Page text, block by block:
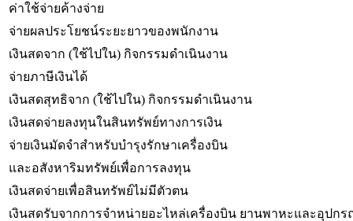
ค่าใช้จ่ายค้างจ่าย
จ่ายผลประโยชน์ระยะยาวของพนักงาน
เงินสดจาก (ใช้ไปใน) กิจกรรมดำเนินงาน
จ่ายภาษีเงินได้
เงินสดสุทธิจาก (ใช้ไปใน) กิจกรรมดำเนินงาน
เงินสดจ่ายลงทุนในสินทรัพย์ทางการเงิน
จ่ายเงินมัดจำสำหรับบำรุงรักษาเครื่องบิน
และอสังหาริมทรัพย์เพื่อการลงทุน
เงินสดจ่ายเพื่อสินทรัพย์ไม่มีตัวตน
เงินสดรับจากการจำหน่ายอะไหล่เครื่องบิน ยานพาหะและอุปก